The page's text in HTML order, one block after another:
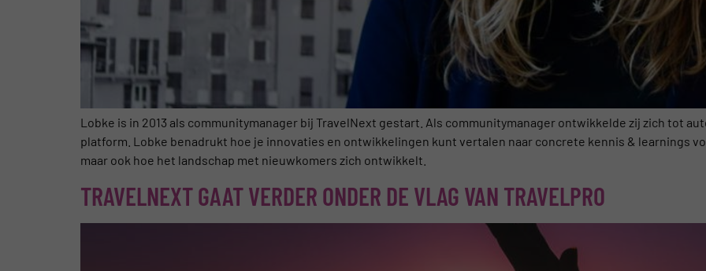
Lobke is in 2013 als communitymanager bij TravelNext gestart. Als communitymanager ontwikkelde zij zich tot
platform. Lobke benadrukt hoe je innovaties en ontwikkelingen kunt vertalen naar concrete kennis & learnings
maar ook hoe het landschap met nieuwkomers zich ontwikkelt.
TRAVELNEXT GAAT VERDER ONDER DE VLAG VAN TRAVELPRO